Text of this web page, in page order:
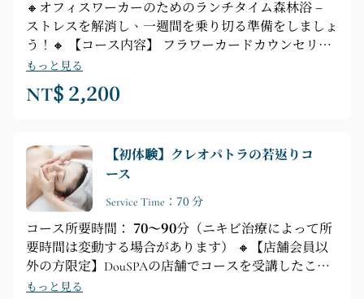
🔸オフィスワーカーのためのランチタイム森林浴 –
ストレスを解消し、一週間を乗り切る準備をしましょ
う！🔸 【コース内容】 フラワーカードカウンセリン
グ ►全身リラクゼーション ►特別なエッセンシャル
オイルを使った背中マッサージ
もっと見る
NT$ 2,200
【初体験】クレオパトラの若返りコ
ース
Service Time：70 分
コース所要時間： 70～90分（ニキビ治療によって所
要時間は変動する場合があります） 🔸【店舗会員以
外の方限定】DouSPAの店舗でコースを受講したこと
のない店舗会員以外の方 🔸オイルで若々しい肌へ
もっと見る